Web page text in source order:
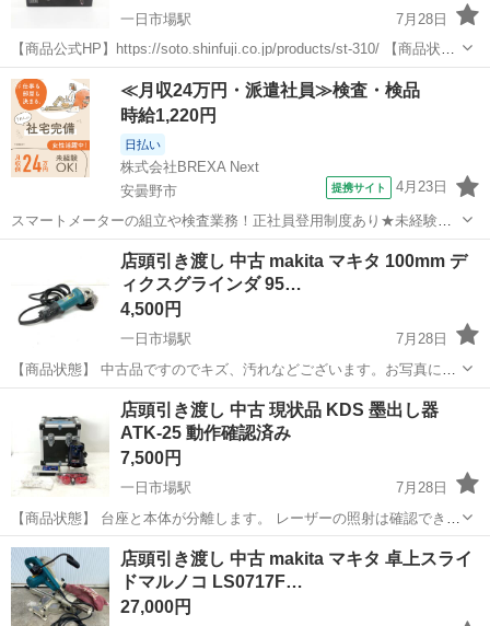
一日市場駅
7月28日
【商品公式HP】https://soto.shinfuji.co.jp/products/st-310/ 【商品状
態】 ・本商品は開封未使用品となります。 ・本体に特筆すべき大きな
キズやダメージはございません。 ...
長野 安曇野市 一日市場駅 その他
レギュレーターストーブ
≪月収24万円・派遣社員≫検査・検品
時給1,220円
日払い
株式会社BREXA Next
安曇野市
提携サイト 4月23日
スマートメーターの組立や検査業務！正社員登用制度あり★未経験・
初心者活躍中★20代～50代まで若手/ベテラン問わず活躍中！備品付き
1R寮完備＆赴任旅費会社負担★年間休日124日！マイカー通勤OK！
《長野県安曇野市》 人気の...
安曇野市 その他
店頭引き渡し 中古 makita マキタ 100mm デ
ィクスグラインダ 95…
4,500円
一日市場駅
7月28日
【商品状態】 中古品ですのでキズ、汚れなどございます。お写真にて
ご確認下さい。 現在店頭でも販売中です。 販売済みの場合はご容赦く
ださいませ。 （※店頭受け渡し）当社では品物を直接お客様に見て頂
き安心してご購...
安曇野市 一日市場駅 その他
店頭引き渡し 中古 現状品 KDS 墨出し器
ATK-25 動作確認済み
7,500円
一日市場駅
7月28日
【商品状態】 台座と本体が分離します。 レーザーの照射は確認できて
いますが水平にならず傾いてしまいます。 そのため、現状品としての
出品になります。予めご了承ください。 現在店頭でも販売中です。 販
売済みの場合は...
長野 安曇野市 一日市場駅 その他 店頭
店頭引き渡し 中古 makita マキタ 卓上スライ
ドマルノコ LS0717F…
27,000円